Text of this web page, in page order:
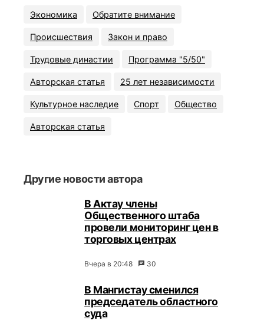
Экономика Обратите внимание
Происшествия Закон и право
Трудовые династии Программа "5/50"
Авторская статья 25 лет независимости
Культурное наследие Спорт Общество
Авторская статья
Другие новости автора
В Актау члены
Общественного штаба
провели мониторинг цен в
торговых центрах
Вчера в 20:48 30
В Мангистау сменился
председатель областного
суда